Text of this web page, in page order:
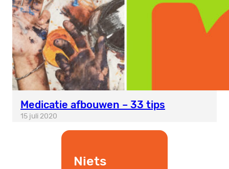
Medicatie afbouwen – 33 tips
15 juli 2020
Niets